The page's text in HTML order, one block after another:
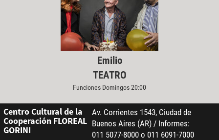
Emilio
TEATRO
Funciones Domingos 20:00
Centro Cultural de la
Cooperación FLOREAL
GORINI
Av. Corrientes 1543, Ciudad de
Buenos Aires (AR) / Informes:
011 5077-8000 o 011 6091-7000